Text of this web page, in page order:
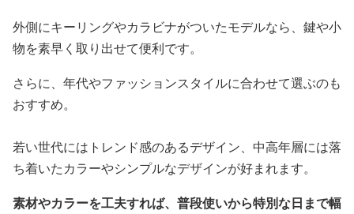
外側にキーリングやカラビナがついたモデルなら、鍵や小
物を素早く取り出せて便利です。
さらに、年代やファッションスタイルに合わせて選ぶのも
おすすめ。
若い世代にはトレンド感のあるデザイン、中高年層には落
ち着いたカラーやシンプルなデザインが好まれます。
素材やカラーを工夫すれば、普段使いから特別な日まで幅